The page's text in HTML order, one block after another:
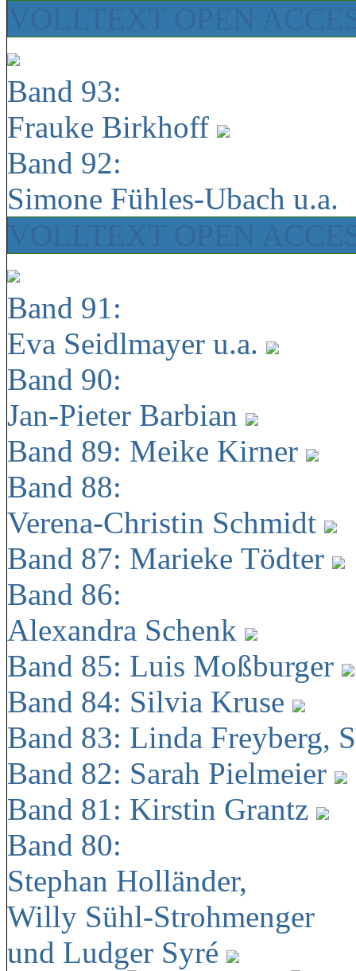
Band 93:
Frauke Birkhoff
Band 92:
Simone Fühles-Ubach u.a.
Band 91:
Eva Seidlmayer u.a.
Band 90:
Jan-Pieter Barbian
Band 89: Meike Kirner
Band 88:
Verena-Christin Schmidt
Band 87: Marieke Tödter
Band 86:
Alexandra Schenk
Band 85: Luis Moßburger
Band 84: Silvia Kruse
Band 83: Linda Freyberg,
Band 82: Sarah Pielmeier
Band 81: Kirstin Grantz
Band 80:
Stephan Holländer,
Willy Sühl-Strohmenger
und Ludger Syré